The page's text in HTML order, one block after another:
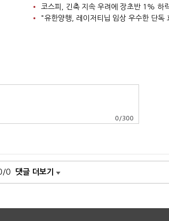
코스피, 긴축 지속 우려에 장초반 1% 하
"유한양행, 레이저티닙 임상 우수한 단독
0 /300
0 댓글 더보기